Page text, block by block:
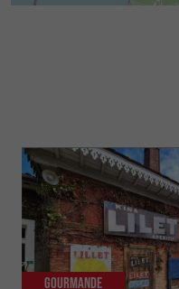
Gourmande